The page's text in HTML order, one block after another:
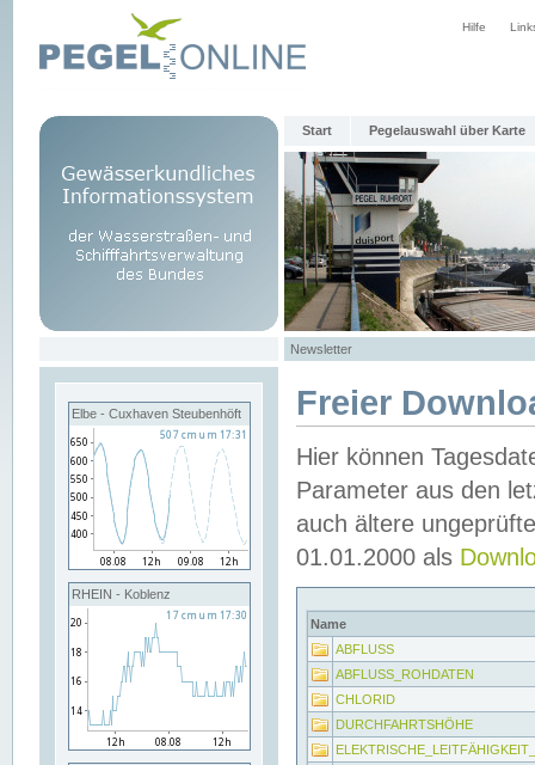
Hilfe
Start Pegelauswahl über Karte
Newsletter
Elbe - Cuxhaven Steubenhöft
RHEIN - Koblenz
Freier
Hier können
Parameter aus den
auch ältere
01.01.2000 als
Name
ABFLUSS
ABFLUSS_ROHDATEN
CHLORID
DURCHFAHRTSHÖHE